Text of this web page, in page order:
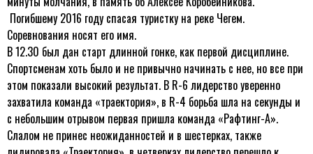
Погибшему 2016 году спасая туристку на реке Чегем.
Соревнования носят его имя.
В 12.30 был дан старт длинной гонке, как первой дисциплине.
Спортсменам хоть было и не привычно начинать с нее, но все при
этом показали высокий результат. В R-6 лидерство уверенно
захватила команда «траектория», в R-4 борьба шла на секунды и
с небольшим отрывом первая пришла команда «Рафтинг-А».
Слалом не принес неожиданностей и в шестерках, также